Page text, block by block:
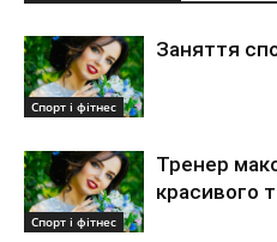
Спорт і фітнес
Заняття
Спорт і фітнес
Тренер
красивого